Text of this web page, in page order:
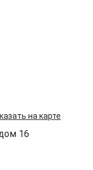
на карте
16